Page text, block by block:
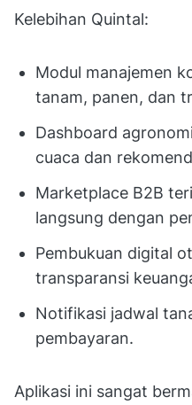
Kelebihan Quintal:
Modul manajemen
tanam, panen, dan
Dashboard
cuaca dan
Marketplace B2B
langsung dengan
Pembukuan digital
transparansi
Notifikasi jadwal
pembayaran.
Aplikasi ini sangat